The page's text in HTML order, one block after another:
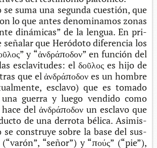
se suma una segun­da cues­tión, que
lo que antes deno­mi­na­mos zonas
diná­mi­cas” de la len­gua. En pri­
seña­lar que Heró­do­to dife­ren­cia los
y “ἀνδράποδον” en fun­ción del
escla­vi­tu­des: el δοῦλος es hijo de
que el ἀνδράποδον es un hom­bre
escla­vo) que es toma­do
gue­rra y luego ven­di­do como
del ἀνδράποδον un escla­vo que
de una derro­ta béli­ca. Asi­mis­
cons­tru­ye sobre la base del sus­
“señor”) y “πούς” (“pie”),